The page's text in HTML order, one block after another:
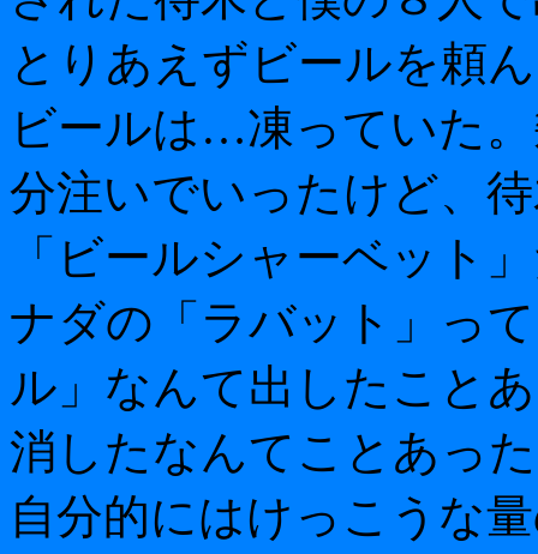
とりあえずビールを頼
ビールは…凍っていた
分注いでいったけど、
「ビールシャーベット
ナダの「ラバット」っ
ル」なんて出したこと
消したなんてことあっ
自分的にはけっこうな